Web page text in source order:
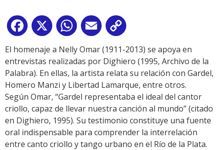
Facebook
X WhatsApp
Email
Link
El homenaje a Nelly Omar (1911-2013) se apoya en
entrevistas realizadas por Dighiero (1995, Archivo de la
Palabra). En ellas, la artista relata su relación con Gardel,
Homero Manzi y Libertad Lamarque, entre otros.
Según Omar, “Gardel representaba el ideal del cantor
criollo, capaz de llevar nuestra canción al mundo” (citado
en Dighiero, 1995). Su testimonio constituye una fuente
oral indispensable para comprender la interrelación
entre canto criollo y tango urbano en el Río de la Plata.